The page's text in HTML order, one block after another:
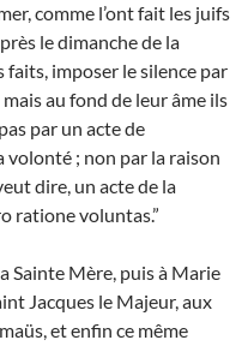
comme l’ont fait les juifs
le dimanche de la
faits, imposer le silence par
au fond de leur âme ils
par un acte de
volonté ; non par la raison
dire, un acte de la
ratione voluntas.”
Sainte Mère, puis à Marie
Jacques le Majeur, aux
et enfin ce même